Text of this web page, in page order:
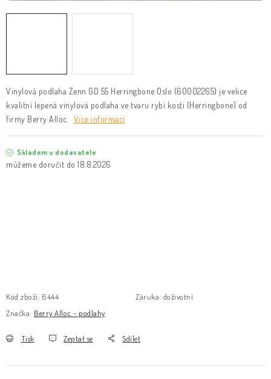
Vinylová podlaha Zenn GD 55 Herringbone Oslo (60002265) je velice
kvalitní lepená vinylová podlaha ve tvaru rybí kosti (Herringbone) od
firmy Berry Alloc.
Více informací
Skladem u dodavatele
18.8.2026
Kód zboží: 6444 Záruka: doživotní
Značka: Berry Alloc - podlahy
Tisk Zeptat se Sdílet